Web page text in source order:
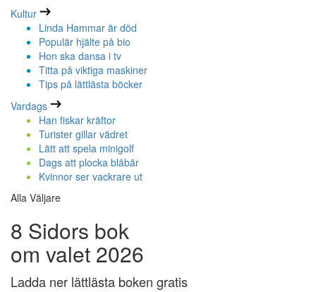
Kultur
Linda Hammar är död
Populär hjälte på bio
Hon ska dansa i tv
Titta på viktiga maskiner
Tips på lättlästa böcker
Vardags
Han fiskar kräftor
Turister gillar vädret
Lätt att spela minigolf
Dags att plocka blåbär
Kvinnor ser vackrare ut
Alla Väljare
8 Sidors bok
om valet 2026
Ladda ner lättlästa boken gratis